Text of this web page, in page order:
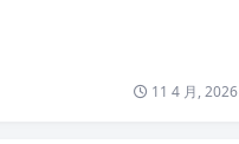
11 4 月, 2026